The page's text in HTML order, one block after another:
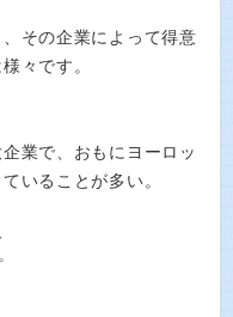
その企業によって得意
々です。
業で、おもにヨーロッ
いることが多い。